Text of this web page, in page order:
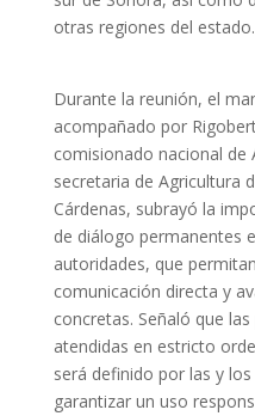
otras regiones del estado.
Durante la reunión, el
acompañado por
comisionado nacional de
secretaria de Agricultura
Cárdenas, subrayó la
de diálogo permanentes
autoridades, que
comunicación directa y
concretas. Señaló que
atendidas en estricto
será definido por las y
garantizar un uso